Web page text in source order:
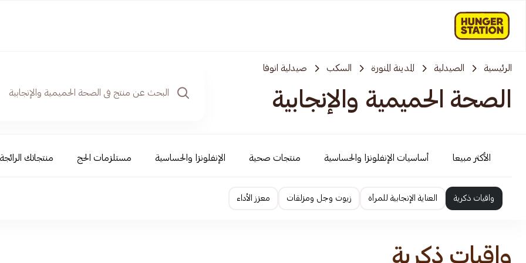
الرئيسية الصيدلية المدينة المنورة السكب صيدلية انوفا
الصحة الحميمية والإنجابية
الأكثر مبيعا أساسيات الإنفلونزا والحساسية منتجات صحية الإنفلونزا والحساسية مستلزمات الحج منتجاتك الرائجة
واقيات ذكرية العناية الإنجابية للمرأة زيوت وجل ومزلقات معزز الأداء
واقيات ذكرية